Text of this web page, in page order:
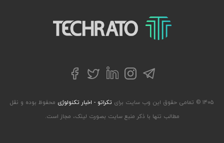
تکراتو – زندگی با تکنولوژی
تلگراماینستاگرام
لینکداینتوییترفیسبوک
۱۴۰۵ © تمامی حقوق این وب سایت برای تکراتو - اخبار تکنولوژی محفوظ بوده و نقل
مطالب تنها با ذکر منبع سایت بصورت لینک، مجاز است.